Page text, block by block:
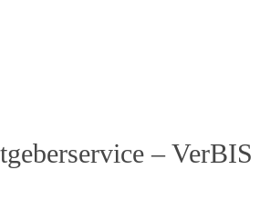
– VerBIS